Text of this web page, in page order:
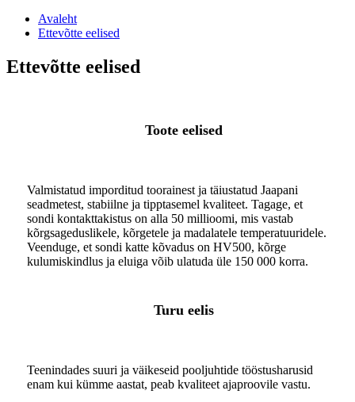
Avaleht
Ettevõtte eelised
Ettevõtte eelised
Toote eelised
Valmistatud imporditud toorainest ja täiustatud Jaapani
seadmetest, stabiilne ja tipptasemel kvaliteet. Tagage, et
sondi kontakttakistus on alla 50 millioomi, mis vastab
kõrgsageduslikele, kõrgetele ja madalatele temperatuuridele.
Veenduge, et sondi katte kõvadus on HV500, kõrge
kulumiskindlus ja eluiga võib ulatuda üle 150 000 korra.
Turu eelis
Teenindades suuri ja väikeseid pooljuhtide tööstusharusid
enam kui kümme aastat, peab kvaliteet ajaproovile vastu.